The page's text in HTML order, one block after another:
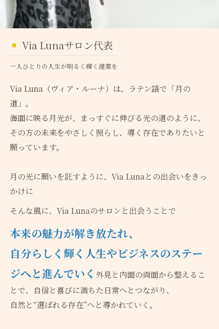
Via Lunaサロン代表
一人ひとりの人生が明るく輝く提案を
Via Luna（ヴィア・ルーナ）は、ラテン語で「月の
道」。
海面に映る月光が、まっすぐに伸びる光の道のように、
その方の未来をやさしく照らし、導く存在でありたいと
願っています。
月の光に願いを託すように、Via Lunaとの出会いをきっ
かけに
そんな風に、Via Lunaのサロンと出会うことで
本来の魅力が解き放たれ、
自分らしく輝く人生やビジネスのステー
ジへと進んでいく 外見と内面の両面から整えるこ
とで、自信と喜びに満ちた日常へとつながり、
自然と“選ばれる存在”へと導かれていく。